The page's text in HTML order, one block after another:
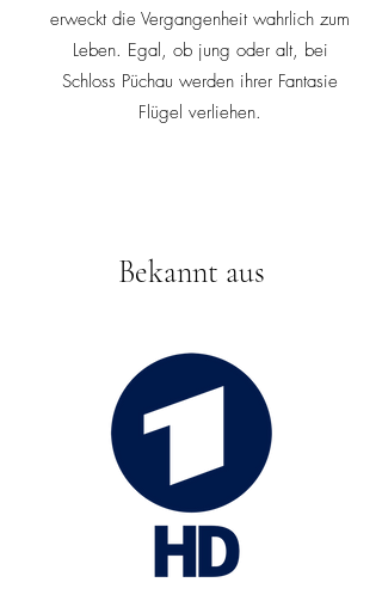
erweckt die Vergangenheit wahrlich zum
Leben. Egal, ob jung oder alt, bei
Schloss Püchau werden ihrer Fantasie
Flügel verliehen.
Bekannt aus